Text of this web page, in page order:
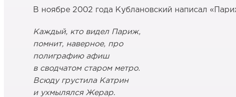
В ноябре 2002 года Кублановский написал
Каждый, кто видел Париж,
помнит, наверное, про
полиграфию афиш
в сводчатом старом метро.
Всюду грустила Катрин
и ухмылялся Жерар.